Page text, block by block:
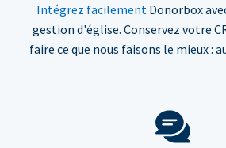
Intégrez facilement Donorbox
gestion d'église. Conservez votre
faire ce que nous faisons le mieux :